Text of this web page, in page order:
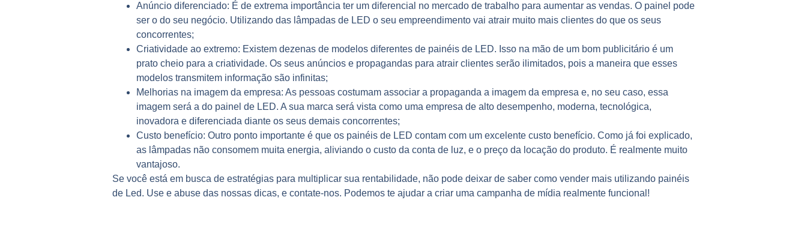
Anúncio diferenciado: É de extrema importância ter um diferencial no mercado de trabalho para aumentar as vendas. O painel pode
ser o do seu negócio. Utilizando das lâmpadas de LED o seu empreendimento vai atrair muito mais clientes do que os seus
concorrentes;
Criatividade ao extremo: Existem dezenas de modelos diferentes de painéis de LED. Isso na mão de um bom publicitário é um
prato cheio para a criatividade. Os seus anúncios e propagandas para atrair clientes serão ilimitados, pois a maneira que esses
modelos transmitem informação são infinitas;
Melhorias na imagem da empresa: As pessoas costumam associar a propaganda a imagem da empresa e, no seu caso, essa
imagem será a do painel de LED. A sua marca será vista como uma empresa de alto desempenho, moderna, tecnológica,
inovadora e diferenciada diante os seus demais concorrentes;
Custo benefício: Outro ponto importante é que os painéis de LED contam com um excelente custo benefício. Como já foi explicado,
as lâmpadas não consomem muita energia, aliviando o custo da conta de luz, e o preço da locação do produto. É realmente muito
vantajoso.
Se você está em busca de estratégias para multiplicar sua rentabilidade, não pode deixar de saber como vender mais utilizando painéis
de Led. Use e abuse das nossas dicas, e contate-nos. Podemos te ajudar a criar uma campanha de mídia realmente funcional!